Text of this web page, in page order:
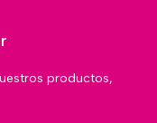
productos,